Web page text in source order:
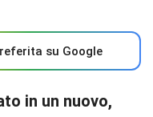
su Google
in un nuovo,